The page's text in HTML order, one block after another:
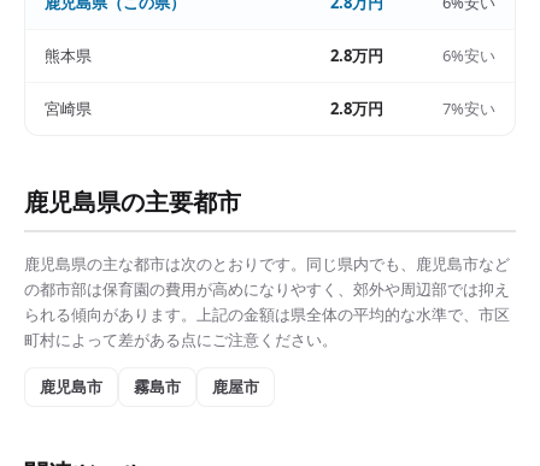
熊本県 2.8万円 6%安い
宮崎県 2.8万円 7%安い
鹿児島県の主要都市
鹿児島県の主な都市は次のとおりです。同じ県内でも、 鹿児島市など
の都市部は保育園の費用が高めになりやすく、郊外や周辺部では抑え
られる傾向があります。上記の金額は県全体の平均的な水準で、市区
町村によって差がある点にご注意ください。
鹿児島市 霧島市 鹿屋市